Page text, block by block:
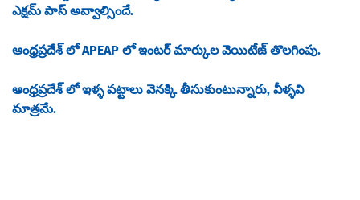
ఎక్షమ్ పాస్ అవ్వాల్సిందే.
ఆంధ్రప్రదేశ్ లో APEAP లో ఇంటర్ మార్కుల వెయిటేజ్ తొలగింపు.
ఆంధ్రప్రదేశ్ లో ఇళ్ళ పట్టాలు వెనక్కి తీసుకుంటున్నారు, వీళ్ళవి
మాత్రమే.